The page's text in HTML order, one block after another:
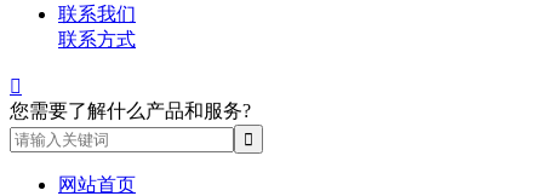
联系我们
联系方式

您需要了解什么产品和服务?
网站首页